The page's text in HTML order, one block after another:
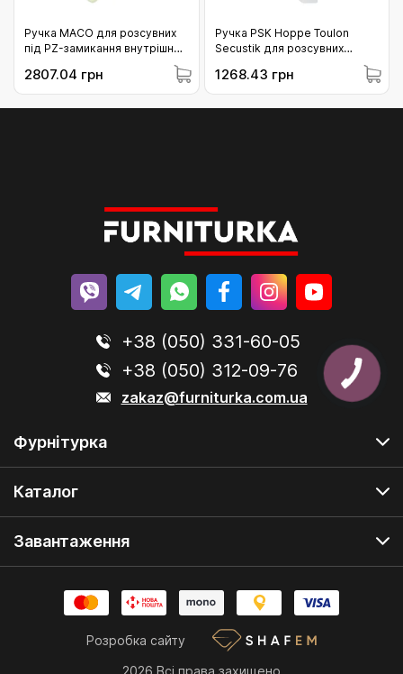
Ручка MACO для розсувних
під PZ-замикання внутрішня
2807.04 грн
Ручка PSK Hoppe Toulon
Secustik для розсувних
(10790093)
1268.43 грн
+38 (050) 331-60-05
+38 (050) 312-09-76
zakaz@furniturka.com.ua
Фурнітурка
Каталог
Завантаження
Розробка сайту